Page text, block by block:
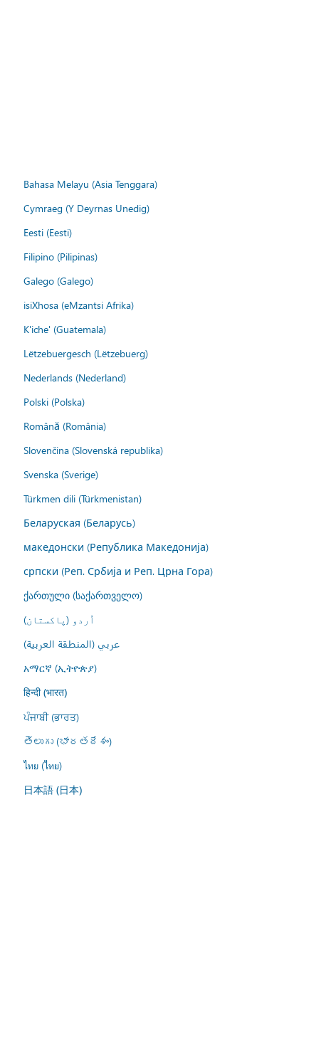
Bahasa Melayu (Asia Tenggara)
Cymraeg (Y Deyrnas Unedig)
Eesti (Eesti)
Filipino (Pilipinas)
Galego (Galego)
isiXhosa (eMzantsi Afrika)
K'iche' (Guatemala)
Lëtzebuergesch (Lëtzebuerg)
Nederlands (Nederland)
Polski (Polska)
Română (România)
Slovenčina (Slovenská republika)
Svenska (Sverige)
Türkmen dili (Türkmenistan)
Беларуская (Беларусь)
македонски (Република Македонија)
српски (Реп. Србија и Реп. Црна Гора)
ქართული (საქართველო)
اُردو (پاکستان)
عربي (المنطقة العربية)
አማርኛ (ኢትዮጵያ)
हिन्दी (भारत)
ਪੰਜਾਬੀ (ਭਾਰਤ)
తెలుగు (భారతదేశం)
ไทย (ไทย)
日本語 (日本)